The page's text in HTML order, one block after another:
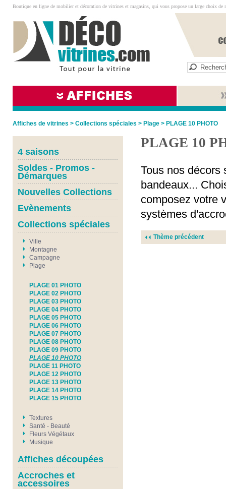
Boutique en ligne de mobilier et décoration de vitrines et magasins, qui vous propose un large choix de
Affiches de vitrines > Collections spéciales > Plage > PLAGE 10 PHOTO
4 saisons
Soldes - Promos -
Démarques
Nouvelles Collections
Evènements
Collections spéciales
Ville
Montagne
Campagne
Plage
PLAGE 01 PHOTO
PLAGE 02 PHOTO
PLAGE 03 PHOTO
PLAGE 04 PHOTO
PLAGE 05 PHOTO
PLAGE 06 PHOTO
PLAGE 07 PHOTO
PLAGE 08 PHOTO
PLAGE 09 PHOTO
PLAGE 10 PHOTO
PLAGE 11 PHOTO
PLAGE 12 PHOTO
PLAGE 13 PHOTO
PLAGE 14 PHOTO
PLAGE 15 PHOTO
Textures
Santé - Beauté
Fleurs Végétaux
Musique
Affiches découpées
Accroches et
accessoires
PLAGE 10
Tous nos décors
bandeaux...
composez votre
systèmes
Thème précédent